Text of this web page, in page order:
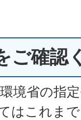
ご確認
境省の指
はこれま